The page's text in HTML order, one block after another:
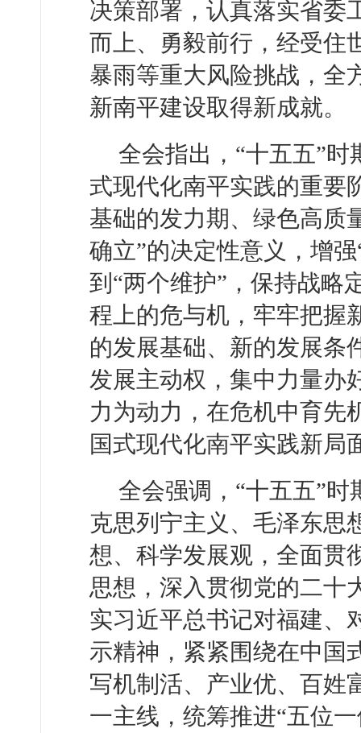
决策部署，认真落实省委
而上、勇毅前行，经受住
暴雨等重大风险挑战，全
新南平建设取得新成就。
全会指出，“十五五”
式现代化南平实践的重要
基础的发力期、绿色高质
确立”的决定性意义，增
到“两个维护”，保持战略
程上的危与机，牢牢把握
的发展基础、新的发展条
发展主动权，集中力量办
力为动力，在危机中育先
国式现代化南平实践新局
全会强调，“十五五”
克思列宁主义、毛泽东思
想、科学发展观，全面贯
思想，深入贯彻党的二十
实习近平总书记对福建、
示精神，紧紧围绕在中国
写机制活、产业优、百姓
一主线，统筹推进“五位